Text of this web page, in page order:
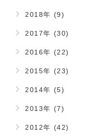
2018年 (9)
2017年 (30)
2016年 (22)
2015年 (23)
2014年 (5)
2013年 (7)
2012年 (42)